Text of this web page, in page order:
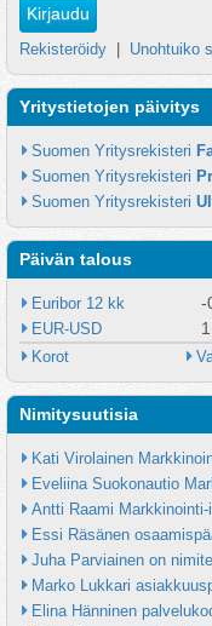
Rekisteröidy Unohtuiko
Yritystietojen päivitys
Suomen Yritysrekisteri
Suomen Yritysrekisteri
Suomen Yritysrekisteri
Päivän talous
Euribor 12 kk -
EUR-USD
Korot
Nimitysuutisia
Kati Virolainen
Eveliina Suokonautio
Antti Raami
Essi Räsänen
Juha Parviainen on
Marko Lukkari
Elina Hänninen